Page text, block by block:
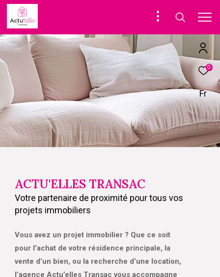
0
Fr
ACTU'ELLES TRANSAC
Votre partenaire de proximité pour tous vos
projets immobiliers
Vous avez un projet immobilier ? Que ce soit
pour l’achat de votre résidence principale, la
vente d’un bien, ou la recherche d’une location,
l’agence Actu’elles Transac vous accompagne